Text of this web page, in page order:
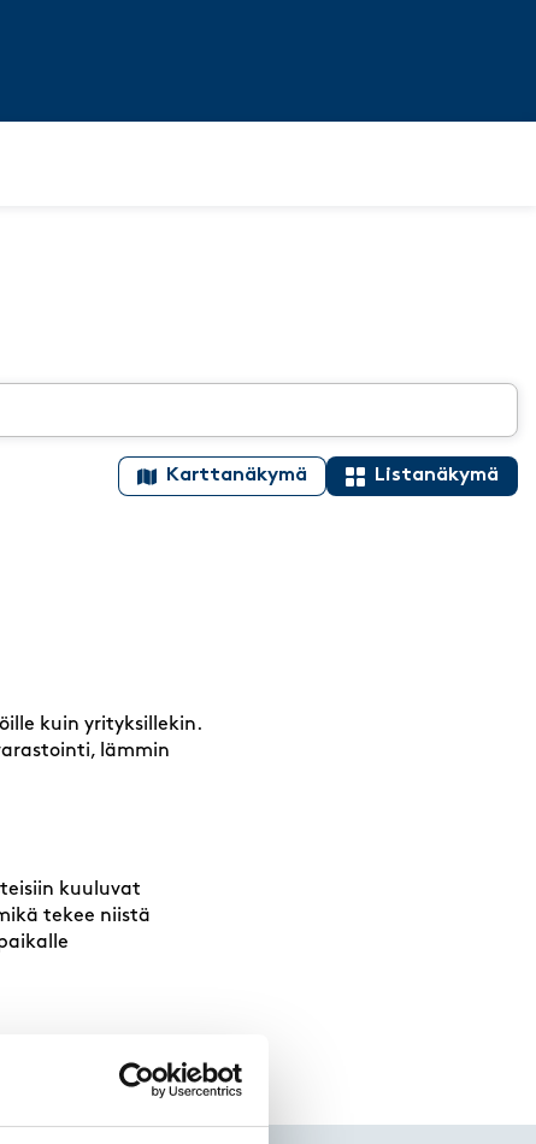
Karttanäkymä Listanäkymä
kuin yrityksillekin.
lämmin
kuuluvat
tekee niistä